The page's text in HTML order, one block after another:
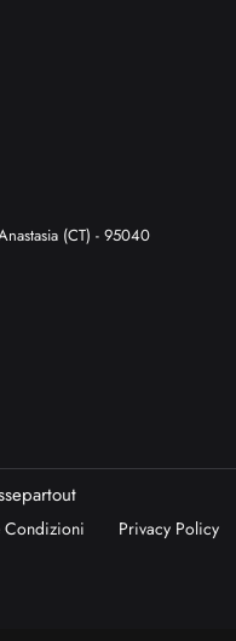
(CT) - 95040
Condizioni Privacy Policy